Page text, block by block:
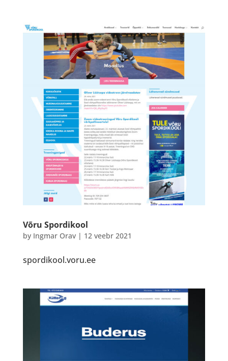
Võru Spordikool
by Ingmar Orav| 12 veebr 2021
spordikool.voru.ee